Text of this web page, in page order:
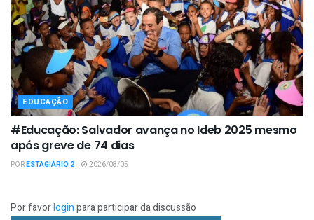
EDUCAÇÃO
#Educação: Salvador avança no Ideb 2025 mesmo
após greve de 74 dias
PORESTAGIÁRIO 2 2026/08/05
Por favorloginpara participar da discussão